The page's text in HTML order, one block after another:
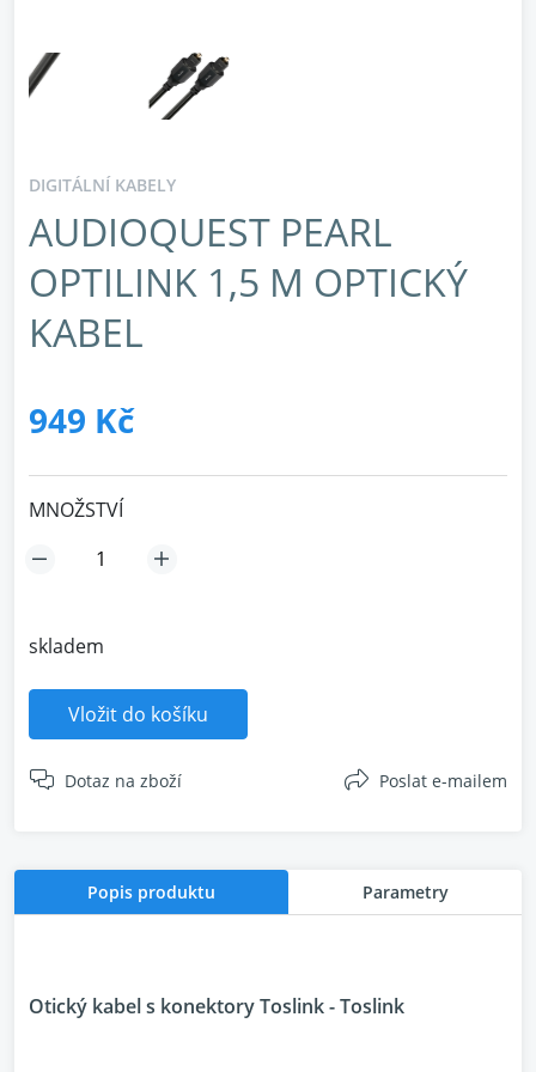
DIGITÁLNÍ KABELY
AUDIOQUEST PEARL
OPTILINK 1,5 M OPTICKÝ
KABEL
949 Kč
MNOŽSTVÍ
skladem
Vložit do košíku
Dotaz na zboží Poslat e-mailem
Popis produktu Parametry
Otický kabel s konektory Toslink - Toslink